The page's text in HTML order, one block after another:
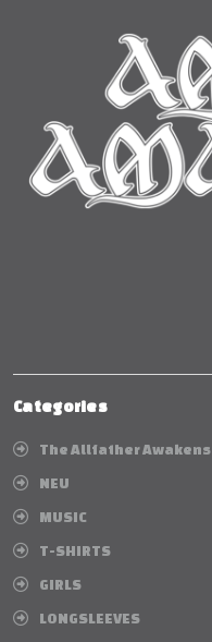
Categories
The Allfather Awakens
NEU
MUSIC
T-SHIRTS
GIRLS
LONGSLEEVES